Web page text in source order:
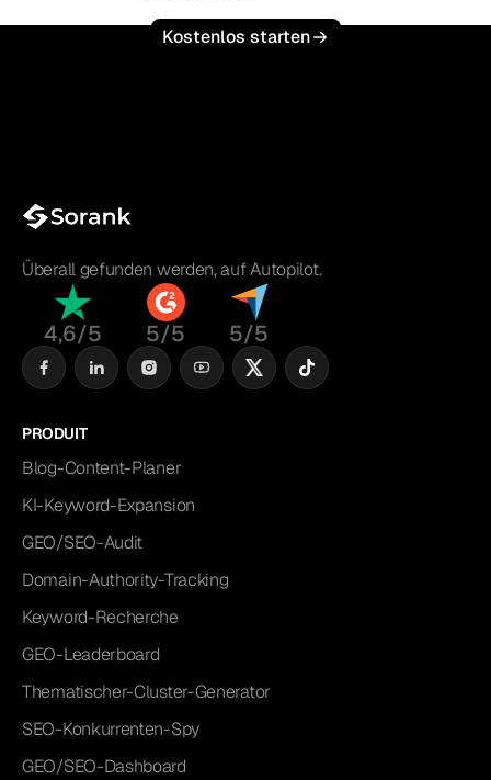
Kostenlos starten
Überall gefunden werden, auf Autopilot.
4,6/5 5/5 5/5
PRODUIT
Blog-Content-Planer
KI-Keyword-Expansion
GEO/SEO-Audit
Domain-Authority-Tracking
Keyword-Recherche
GEO-Leaderboard
Thematischer-Cluster-Generator
SEO-Konkurrenten-Spy
GEO/SEO-Dashboard